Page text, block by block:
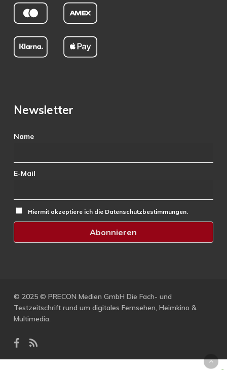
Newsletter
Name
E-Mail
Hiermit akzeptiere ich die Datenschutzbestimmungen.
© 2025 © PRECON Medien GmbH Die Fach- und
Testzeitschrift rund um digitales Fernsehen, Heimkino &
Multimedia.
facebook
RSS